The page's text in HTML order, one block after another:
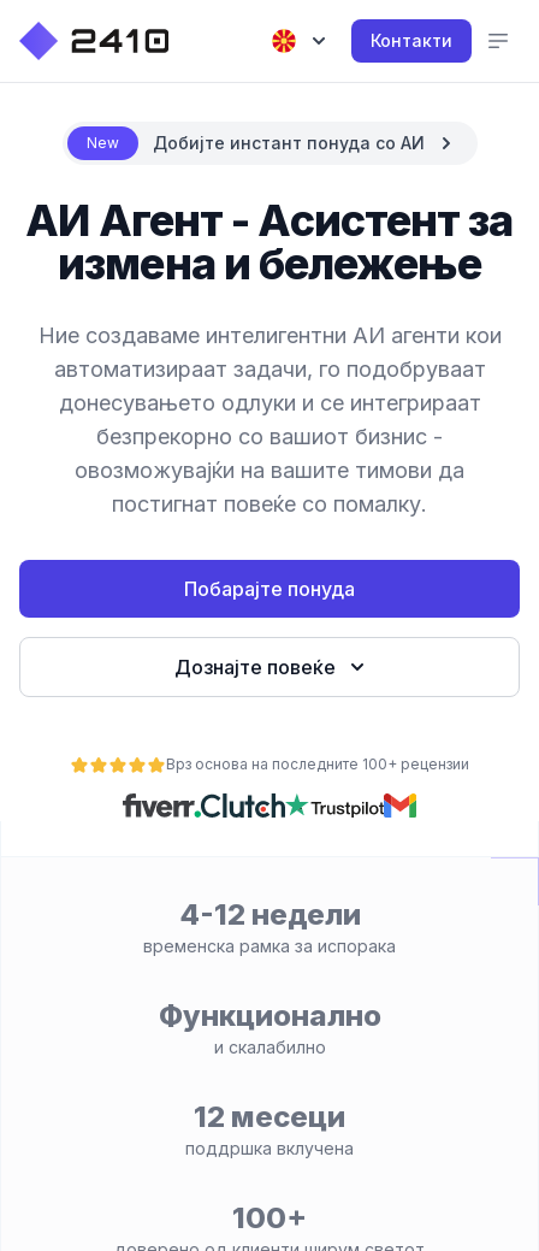
Контакти
New Добијте инстант понуда со АИ
АИ Агент - Асистент за
измена и бележење
Ние создаваме интелигентни АИ агенти кои
автоматизираат задачи, го подобруваат
донесувањето одлуки и се интегрираат
безпрекорно со вашиот бизнис -
овозможувајќи на вашите тимови да
постигнат повеќе со помалку.
Побарајте понуда
Дознајте повеќе
Врз основа на последните 100+ рецензии
4-12 недели
временска рамка за испорака
Функционално
и скалабилно
12 месеци
поддршка вклучена
100+